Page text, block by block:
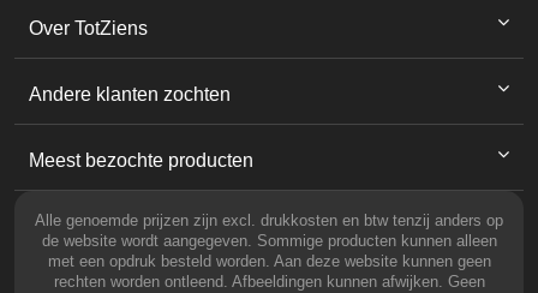
Over TotZiens
Andere klanten zochten
Meest bezochte producten
Alle genoemde prijzen zijn excl. drukkosten en btw tenzij anders op
de website wordt aangegeven. Sommige producten kunnen alleen
met een opdruk besteld worden. Aan deze website kunnen geen
rechten worden ontleend. Afbeeldingen kunnen afwijken. Geen